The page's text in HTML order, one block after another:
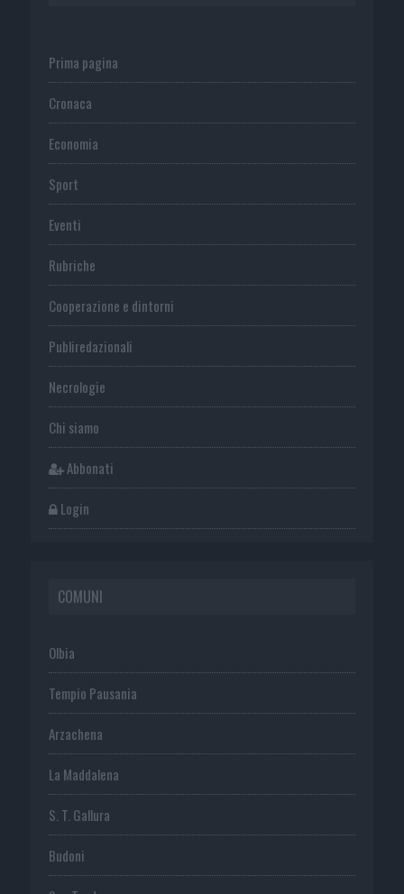
Prima pagina
Cronaca
Economia
Sport
Eventi
Rubriche
Cooperazione e dintorni
Publiredazionali
Necrologie
Chi siamo
Abbonati
Login
COMUNI
Olbia
Tempio Pausania
Arzachena
La Maddalena
S. T. Gallura
Budoni